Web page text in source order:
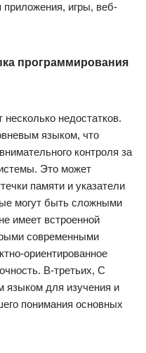
приложения, игры, веб-
программирования
недостатков.
языком, что
контроля за
Это может
памяти и указатели
могут быть сложными
имеет встроенной
современными
ориентированное
В-третьих, C
языком для изучения и
понимания основных